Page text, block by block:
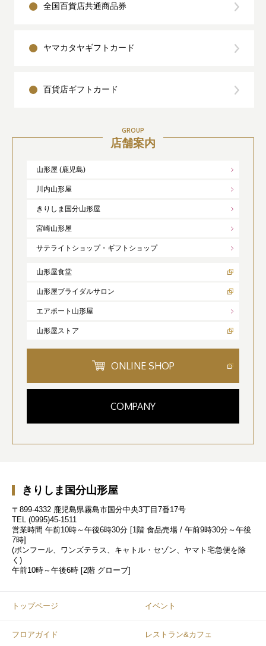
全国百貨店共通商品券
ヤマカタヤギフトカード
百貨店ギフトカード
GROUP
店舗案内
山形屋 (鹿児島)
川内山形屋
きりしま国分山形屋
宮崎山形屋
サテライトショップ・ギフトショップ
山形屋食堂
山形屋ブライダルサロン
エアポート山形屋
山形屋ストア
ONLINE SHOP
COMPANY
きりしま国分山形屋
〒899-4332 鹿児島県霧島市国分中央3丁目7番17号
TEL (0995)45-1511
営業時間 午前10時～午後6時30分 [1階 食品売場 / 午前9時30分～午後
7時]
(ボンフール、ワンズテラス、キャトル・セゾン、ヤマト宅急便を除
く)
午前10時～午後6時 [2階 グローブ]
トップページ イベント
フロアガイド レストラン&カフェ